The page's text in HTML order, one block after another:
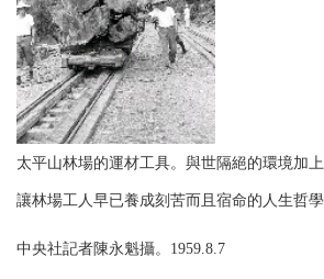
太平山林場的運材工具。與世隔絕的環境加
讓林場工人早已養成刻苦而且宿命的人生哲學
中央社記者陳永魁攝。1959.8.7